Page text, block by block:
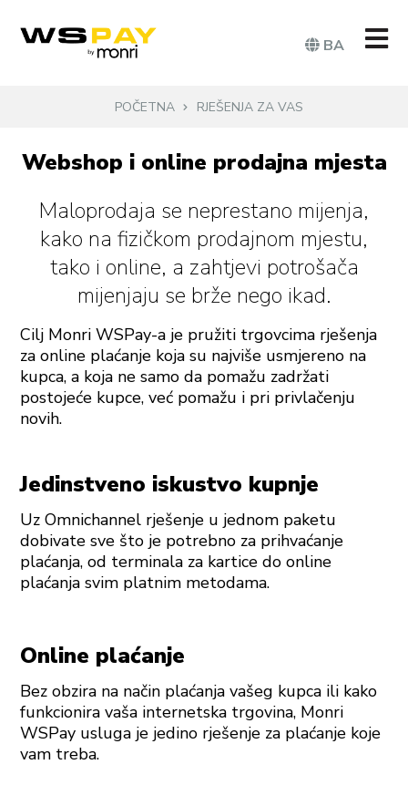
BA
POČETNA RJEŠENJA ZA VAS
Webshop i online prodajna mjesta
Maloprodaja se neprestano mijenja,
kako na fizičkom prodajnom mjestu,
tako i online, a zahtjevi potrošača
mijenjaju se brže nego ikad.
Cilj Monri WSPay-a je pružiti trgovcima rješenja
za online plaćanje koja su najviše usmjereno na
kupca, a koja ne samo da pomažu zadržati
postojeće kupce, već pomažu i pri privlačenju
novih.
Jedinstveno iskustvo kupnje
Uz Omnichannel rješenje u jednom paketu
dobivate sve što je potrebno za prihvaćanje
plaćanja, od terminala za kartice do online
plaćanja svim platnim metodama.
Online plaćanje
Bez obzira na način plaćanja vašeg kupca ili kako
funkcionira vaša internetska trgovina, Monri
WSPay usluga je jedino rješenje za plaćanje koje
vam treba.